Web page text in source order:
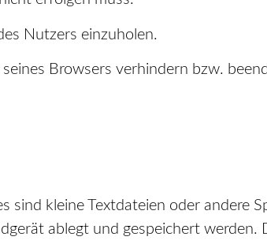
Nutzers einzuholen.
Browsers verhindern bzw.
kleine Textdateien oder andere
ablegt und gespeichert werden.